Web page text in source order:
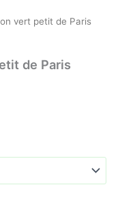
vert petit de Paris
de Paris